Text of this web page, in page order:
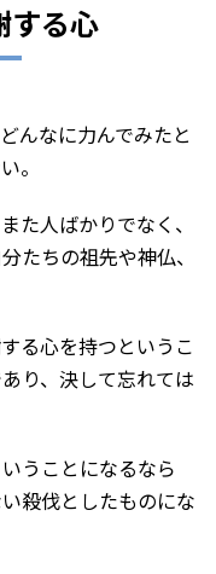
る心
んなに力んでみたと
。
た人ばかりでなく、
たちの祖先や神仏、
る心を持つというこ
り、決して忘れては
うことになるなら
殺伐としたものにな